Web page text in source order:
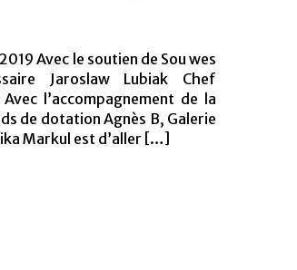
Avec le soutien de Sou wes
Jaroslaw Lubiak Chef
l’accompagnement de la
de dotation Agnès B, Galerie
Markul est d’aller […]